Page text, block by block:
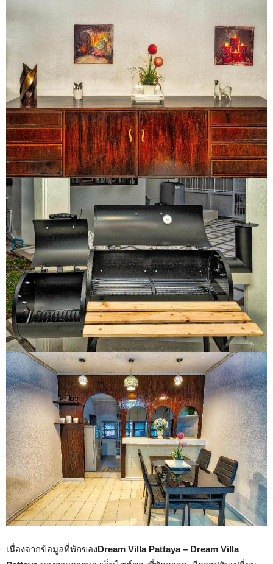
เนื่องจากข้อมูลที่พักของDream Villa Pattaya – Dream Villa